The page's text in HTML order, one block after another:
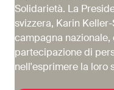
Solidarietà. La
svizzera, Karin
campagna nazionale,
partecipazione di
nell'esprimere la loro